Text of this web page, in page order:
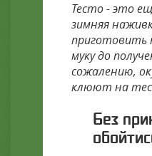
Тесто - это
зимняя
приготовить
муку до
сожалению,
клюют на
Без